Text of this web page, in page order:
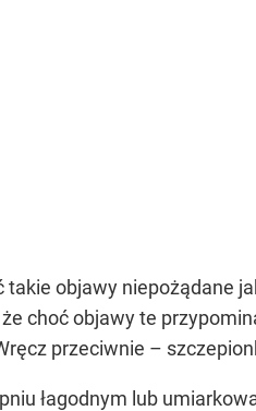
objawy niepożądane
choć objawy te
przeciwnie –
łagodnym lub